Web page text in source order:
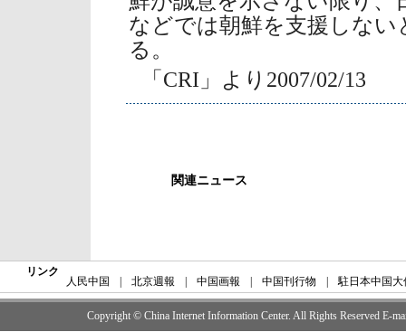
などでは朝鮮を支援しな
る。
「CRI」より2007/02/13
関連ニュース
リンク
人民中国 北京週報 中国画報 中国刊行物 駐日本中国大
Copyright © China Internet Information Center. All Rights Reserved E-